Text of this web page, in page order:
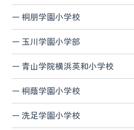
桐朋学園小学校
玉川学園小学部
青山学院横浜英和小学校
桐蔭学園小学校
洗足学園小学校